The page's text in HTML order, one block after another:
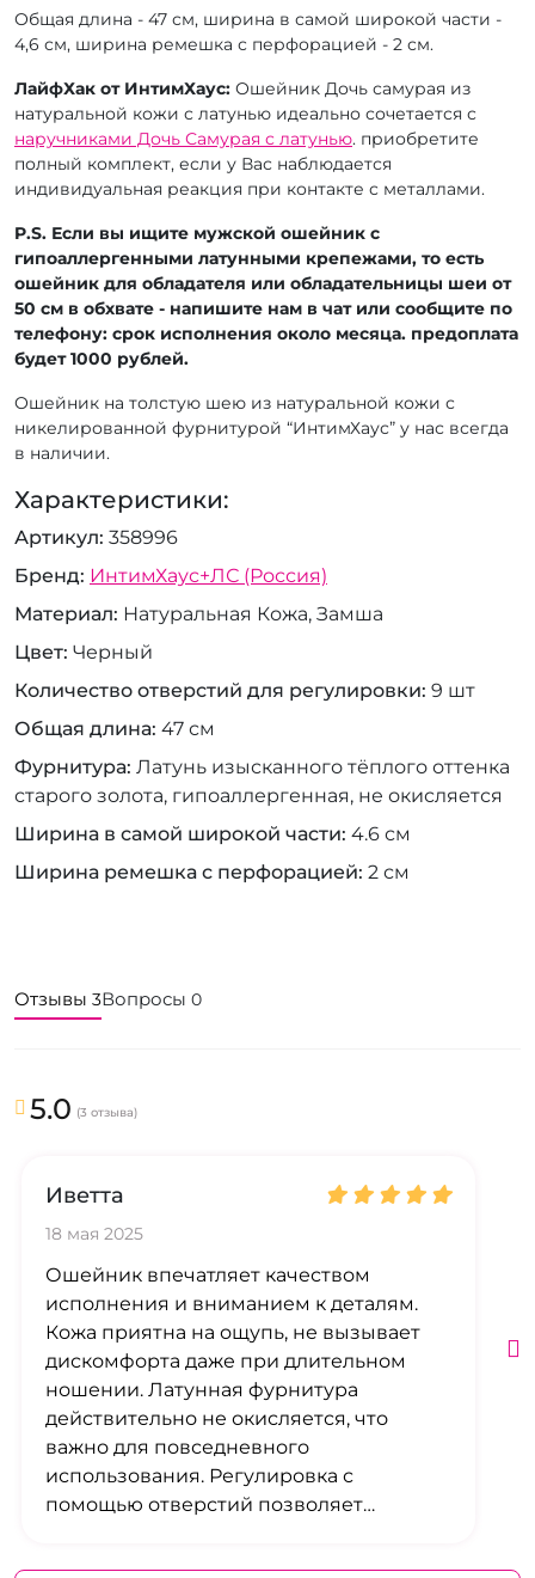
Общая длина - 47 см, ширина в самой широкой части -
4,6 см, ширина ремешка с перфорацией - 2 см.
ЛайфХак от ИнтимХаус: Ошейник Дочь самурая из
натуральной кожи с латунью идеально сочетается с
наручниками Дочь Самурая с латунью. приобретите
полный комплект, если у Вас наблюдается
индивидуальная реакция при контакте с металлами.
P.S. Если вы ищите мужской ошейник с
гипоаллергенными латунными крепежами, то есть
ошейник для обладателя или обладательницы шеи от
50 см в обхвате - напишите нам в чат или сообщите по
телефону: срок исполнения около месяца. предоплата
будет 1000 рублей.
Ошейник на толстую шею из натуральной кожи с
никелированной фурнитурой “ИнтимХаус” у нас всегда
в наличии.
Характеристики:
Артикул 358996
Бренд ИнтимХаус+ЛС (Россия)
Материал Натуральная Кожа, Замша
Цвет Черный
Количество отверстий для регулировки 9 шт
Общая длина 47 см
Фурнитура Латунь изысканного тёплого оттенка
старого золота, гипоаллергенная, не окисляется
Ширина в самой широкой части 4.6 см
Ширина ремешка с перфорацией 2 см
Отзывы 3Вопросы 0
5.0 (3 отзыва)
Иветта
18 мая 2025
Ошейник впечатляет качеством
исполнения и вниманием к деталям.
Кожа приятна на ощупь, не вызывает
дискомфорта даже при длительном
ношении. Латунная фурнитура
действительно не окисляется, что
важно для повседневного
использования. Регулировка с
помощью отверстий позволяет